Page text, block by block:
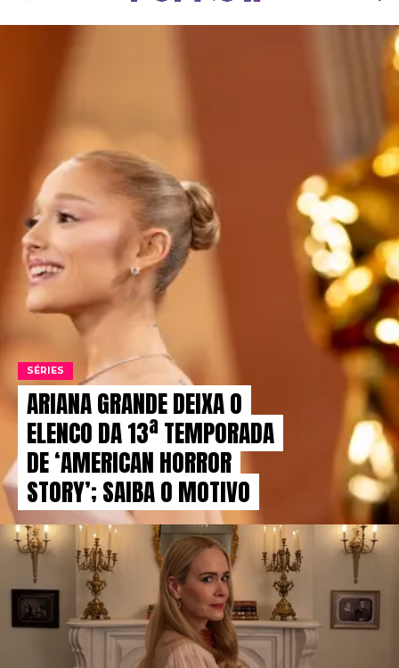
SÉRIES
ARIANA GRANDE DEIXA O
ELENCO DA 13ª TEMPORADA
DE ‘AMERICAN HORROR
STORY’; SAIBA O MOTIVO